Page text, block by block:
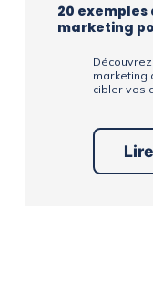
20
marketing
marketing
cibler vos